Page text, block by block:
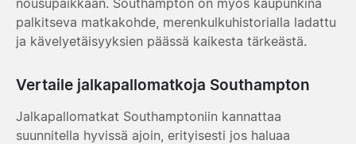
palkitseva matkakohde, merenkulkuhistorialla ladattu
ja kävelyetäisyyksien päässä kaikesta tärkeästä.
Vertaile jalkapallomatkoja Southampton
Jalkapallomatkat Southamptoniin kannattaa
suunnitella hyvissä ajoin, erityisesti jos haluaa